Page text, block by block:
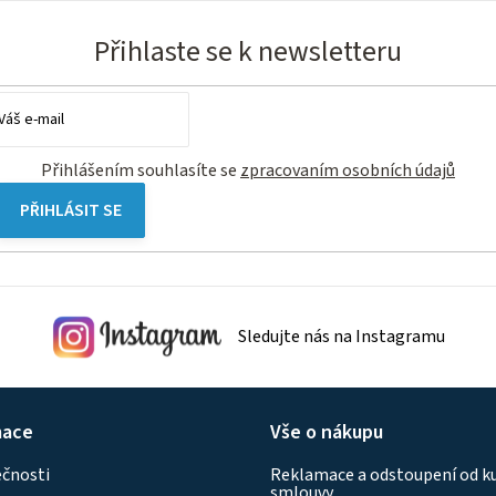
Přihlaste se k newsletteru
Přihlášením souhlasíte se zpracovaním osobních údajů
PŘIHLÁSIT SE
Sledujte nás na Instagramu
Vše o nákupu
Reklamace a odstoupení od